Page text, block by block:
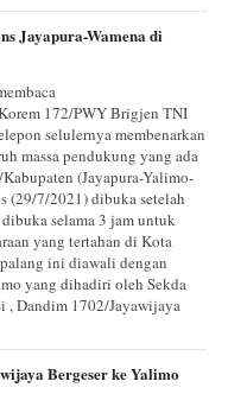
Jayapura-Wamena di
172/PWY Brigjen TNI
selulernya membenarkan
massa pendukung yang ada
(Jayapura-Yalimo-
(29/7/2021) dibuka setelah
selama 3 jam untuk
yang tertahan di Kota
ini diawali dengan
yang dihadiri oleh Sekda
, Dandim 1702/Jayawijaya
Bergeser ke Yalimo